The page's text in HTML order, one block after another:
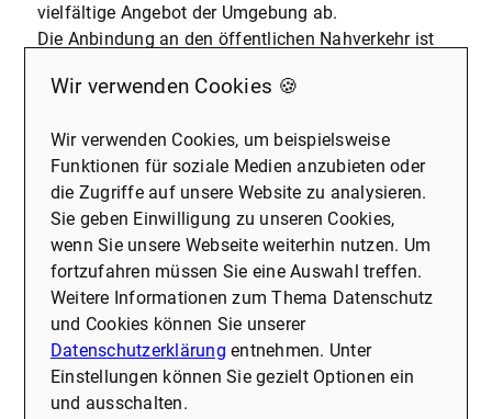
vielfältige Angebot der Umgebung ab.
Die Anbindung an den öffentlichen Nahverkehr ist
Straßenbahnlinien in unmittelbarer Nähe verbinden
Innenstadt sowie den umliegenden Stadtteilen. Für
Pendler bietet auch die Nähe zur Autobahn eine
praktische Alternative.
Familien schätzen die Nähe zu Schulen,
Kindergärten und Spielplätzen, die eine optimale
Umgebung für das Aufwachsen von Kindern bieten.
Parks und Grünflächen in der näheren Umgebung
laden zudem zu Spaziergängen und Erholung im
Freien ein.
Ob jung oder alt, Singles oder Familien – diese
zentrale und gleichzeitig ruhige Wohnlage in
Wir verwenden Cookies 🍪
Wir verwenden Cookies, um beispielsweise
Funktionen für soziale Medien anzubieten oder
die Zugriffe auf unsere Website zu analysieren.
Sie geben Einwilligung zu unseren Cookies,
wenn Sie unsere Webseite weiterhin nutzen. Um
fortzufahren müssen Sie eine Auswahl treffen.
Weitere Informationen zum Thema Datenschutz
und Cookies können Sie unserer
Datenschutzerklärung entnehmen. Unter
Einstellungen können Sie gezielt Optionen ein
und ausschalten.